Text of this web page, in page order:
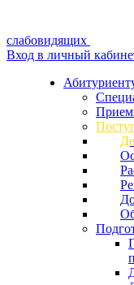
слабовидящих
Вход в личный